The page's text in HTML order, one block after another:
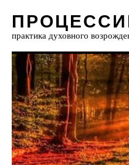
практика духовного